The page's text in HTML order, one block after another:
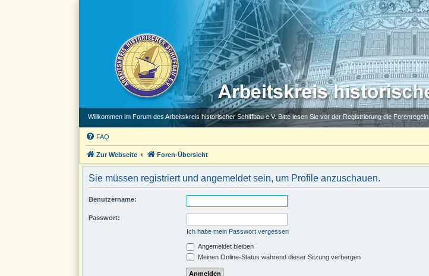
Willkommen im Forum des Arbeitskreis historischer Schiffbau e.V. Bitte lesen Sie vor der Registrierung die Forenregeln.
FAQ
Zur Webseite Foren-Übersicht
Sie müssen registriert und angemeldet sein, um Profile anzuschauen.
Benutzername:
Passwort:
Ich habe mein Passwort vergessen
Angemeldet bleiben
Meinen Online-Status während dieser Sitzung verbergen